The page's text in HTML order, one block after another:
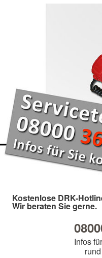
Kostenlose DRK-
Wir beraten Sie gerne.
Infos